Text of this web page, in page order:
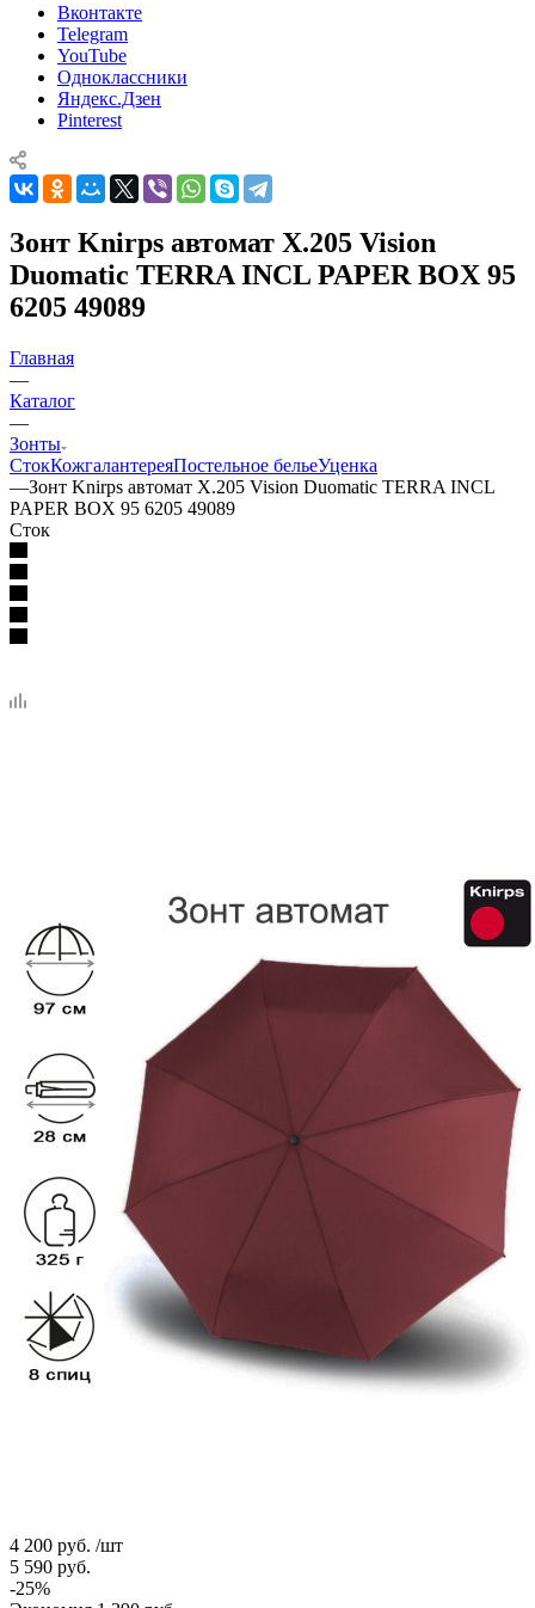
Вконтакте
Telegram
YouTube
Одноклассники
Яндекс.Дзен
Pinterest
Зонт Knirps автомат X.205 Vision
Duomatic TERRA INCL PAPER BOX 95
6205 49089
Главная
—
Каталог
—
Зонты
СтокКожгалантереяПостельное бельеУценка
—Зонт Knirps автомат X.205 Vision Duomatic TERRA INCL
PAPER BOX 95 6205 49089
Сток
4 200 руб. /шт
5 590 руб.
-25%